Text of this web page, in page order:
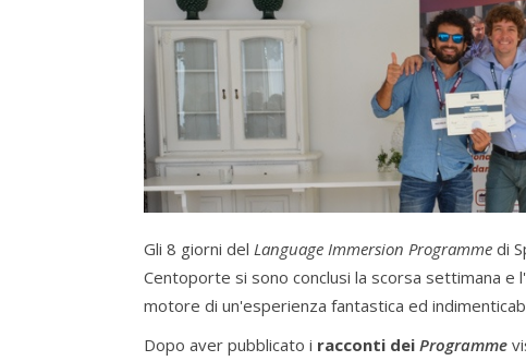
Gli 8 giorni del Language Immersion Programme di
Centoporte si sono conclusi la scorsa settimana
motore di un'esperienza fantastica ed
Dopo aver pubblicato i racconti dei Programme